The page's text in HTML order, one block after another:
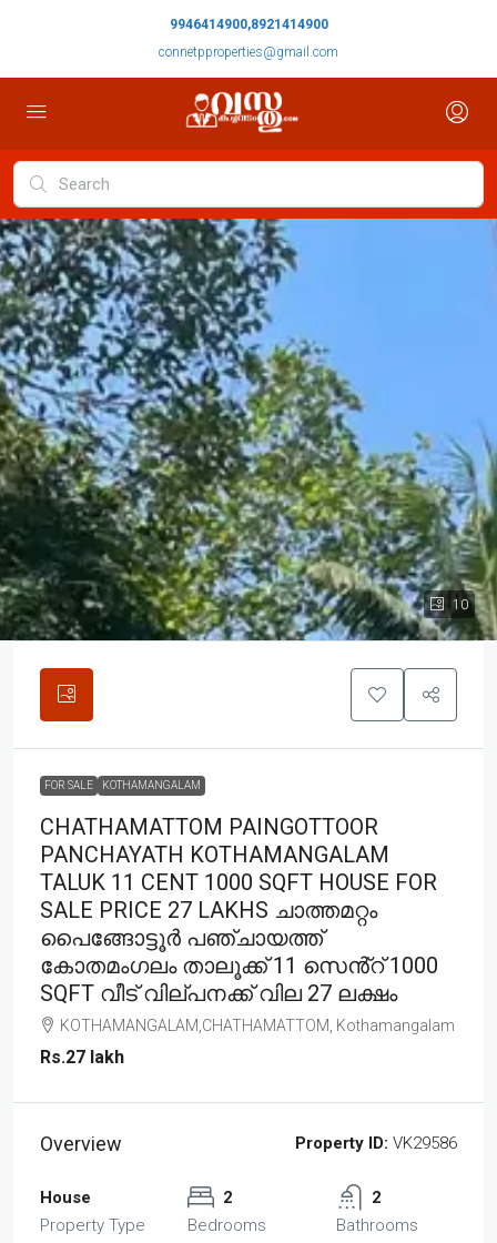
9946414900,8921414900
connetpproperties@gmail.com
10
FOR SALE KOTHAMANGALAM
CHATHAMATTOM PAINGOTTOOR
PANCHAYATH KOTHAMANGALAM
TALUK 11 CENT 1000 SQFT HOUSE FOR
SALE PRICE 27 LAKHS ചാത്തമറ്റം
പൈങ്ങോട്ടൂർ പഞ്ചായത്ത്
കോതമംഗലം താലൂക്ക് 11 സെൻ്റ് 1000
SQFT വീട് വില്പനക്ക് വില 27 ലക്ഷം
KOTHAMANGALAM,CHATHAMATTOM, Kothamangalam
Rs.27 lakh
Overview Property ID: VK29586
House
Property Type
2
Bedrooms
2
Bathrooms